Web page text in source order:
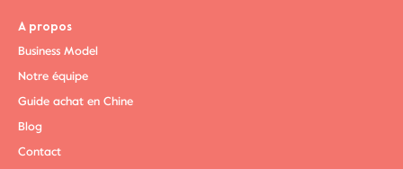
A propos
Business Model
Notre équipe
Guide achat en Chine
Blog
Contact